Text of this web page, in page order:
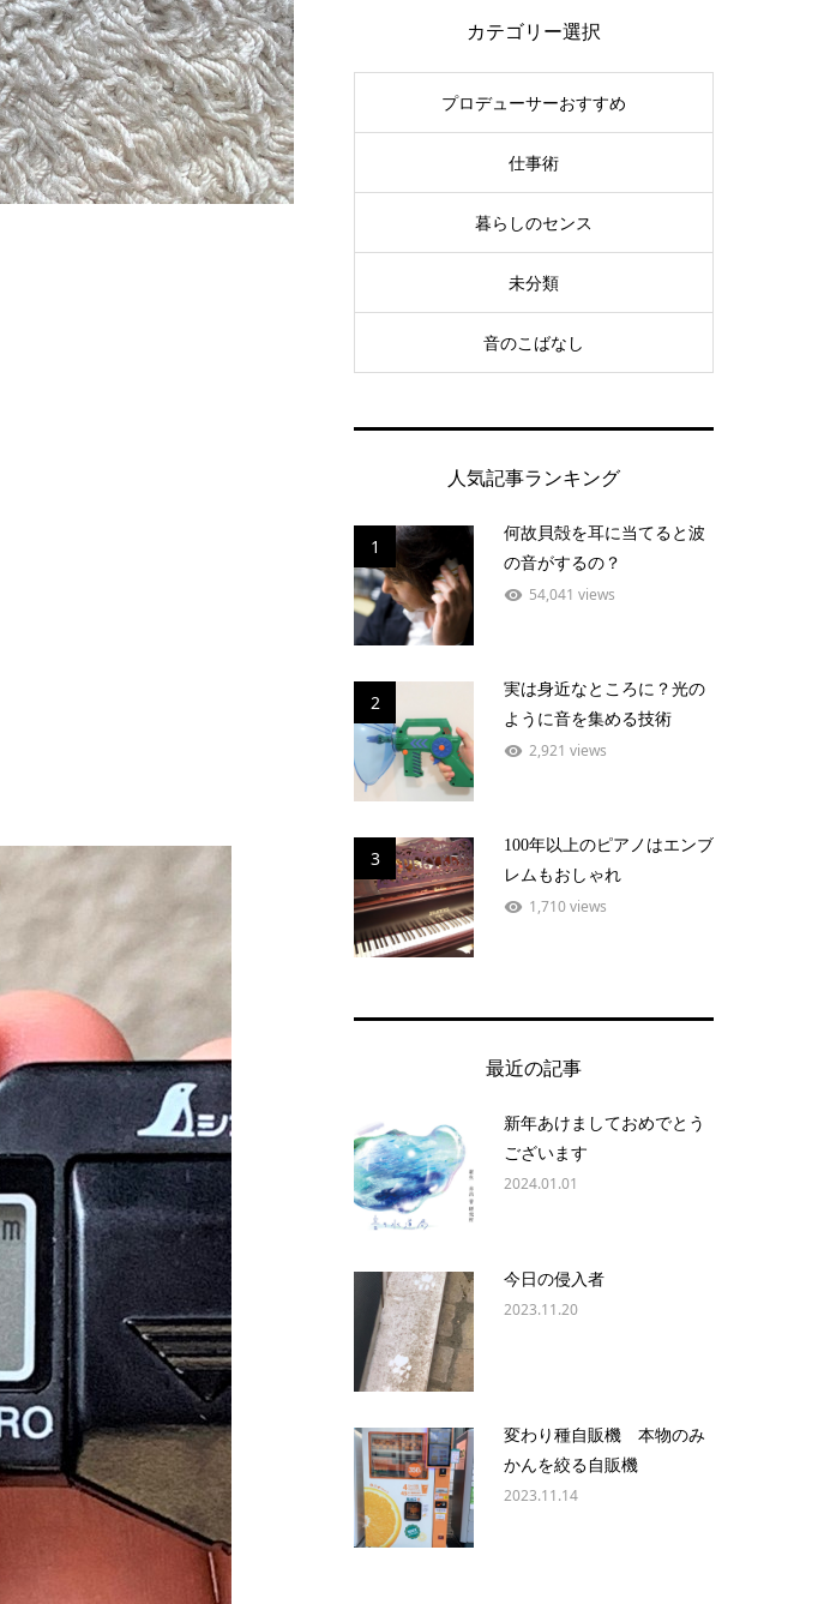
カテゴリー選択
プロデューサーおすすめ
仕事術
暮らしのセンス
未分類
音のこばなし
人気記事ランキング
1
何故貝殻を耳に当てると波
の音がするの？
54,041 views
2
実は身近なところに？光の
ように音を集める技術
2,921 views
3
100年以上のピアノはエンブ
レムもおしゃれ
1,710 views
最近の記事
新年あけましておめでとう
ございます
2024.01.01
今日の侵入者
2023.11.20
変わり種自販機 本物のみ
かんを絞る自販機
2023.11.14